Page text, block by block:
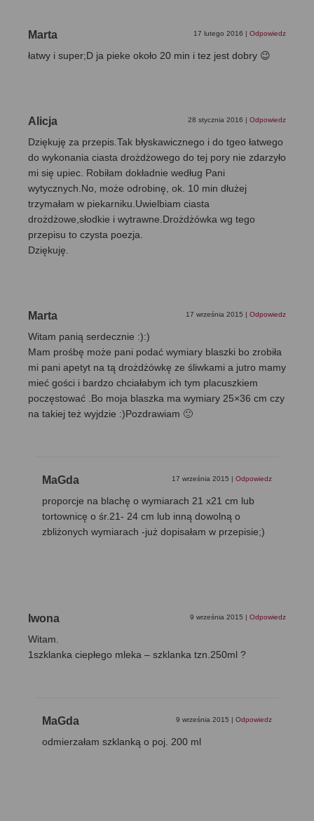
Marta 17 lutego 2016 | Odpowiedz
łatwy i super;D ja pieke około 20 min i tez jest dobry 😉
Alicja 28 stycznia 2016 | Odpowiedz
Dziękuję za przepis.Tak błyskawicznego i do tgeo łatwego
do wykonania ciasta drożdżowego do tej pory nie zdarzyło
mi się upiec. Robiłam dokładnie według Pani
wytycznych.No, może odrobinę, ok. 10 min dłużej
trzymałam w piekarniku.Uwielbiam ciasta
drożdżowe,słodkie i wytrawne.Drożdżówka wg tego
przepisu to czysta poezja.
Dziękuję.
Marta 17 września 2015 | Odpowiedz
Witam panią serdecznie :):)
Mam prośbę może pani podać wymiary blaszki bo zrobiła
mi pani apetyt na tą drożdżówkę ze śliwkami a jutro mamy
mieć gości i bardzo chciałabym ich tym placuszkiem
poczęstować .Bo moja blaszka ma wymiary 25×36 cm czy
na takiej też wyjdzie :)Pozdrawiam 🙂
MaGda 17 września 2015 | Odpowiedz
proporcje na blachę o wymiarach 21 x21 cm lub
tortownicę o śr.21- 24 cm lub inną dowolną o
zbliżonych wymiarach -już dopisałam w przepisie;)
Iwona 9 września 2015 | Odpowiedz
Witam.
1szklanka ciepłego mleka – szklanka tzn.250ml ?
MaGda 9 września 2015 | Odpowiedz
odmierzałam szklanką o poj. 200 ml